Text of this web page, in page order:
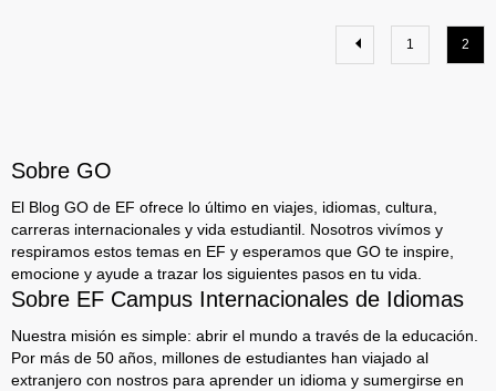
1 2
Sobre GO
El Blog GO de EF ofrece lo último en viajes, idiomas, cultura,
carreras internacionales y vida estudiantil. Nosotros vivímos y
respiramos estos temas en EF y esperamos que GO te inspire,
emocione y ayude a trazar los siguientes pasos en tu vida.
Sobre EF Campus Internacionales de Idiomas
Nuestra misión es simple: abrir el mundo a través de la educación.
Por más de 50 años, millones de estudiantes han viajado al
extranjero con nostros para aprender un idioma y sumergirse en